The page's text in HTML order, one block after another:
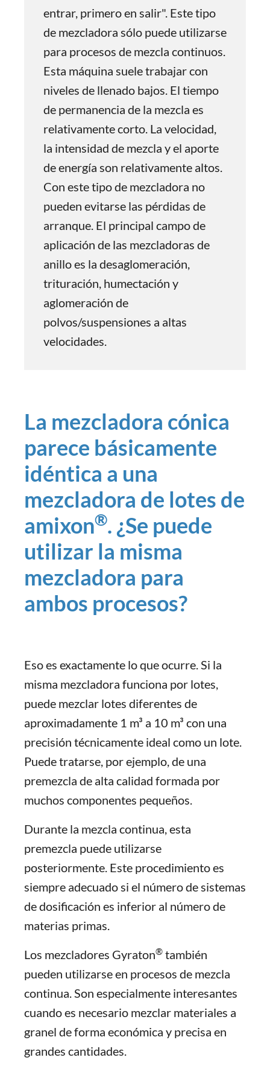
entrar, primero en salir". Este tipo
de mezcladora sólo puede utilizarse
para procesos de mezcla continuos.
Esta máquina suele trabajar con
niveles de llenado bajos. El tiempo
de permanencia de la mezcla es
relativamente corto. La velocidad,
la intensidad de mezcla y el aporte
de energía son relativamente altos.
Con este tipo de mezcladora no
pueden evitarse las pérdidas de
arranque. El principal campo de
aplicación de las mezcladoras de
anillo es la desaglomeración,
trituración, humectación y
aglomeración de
polvos/suspensiones a altas
velocidades.
La mezcladora cónica
parece básicamente
idéntica a una
mezcladora de lotes de
amixon®. ¿Se puede
utilizar la misma
mezcladora para
ambos procesos?
Eso es exactamente lo que ocurre. Si la
misma mezcladora funciona por lotes,
puede mezclar lotes diferentes de
aproximadamente 1 m³ a 10 m³ con una
precisión técnicamente ideal como un lote.
Puede tratarse, por ejemplo, de una
premezcla de alta calidad formada por
muchos componentes pequeños.
Durante la mezcla continua, esta
premezcla puede utilizarse
posteriormente. Este procedimiento es
siempre adecuado si el número de sistemas
de dosificación es inferior al número de
materias primas.
Los mezcladores Gyraton® también
pueden utilizarse en procesos de mezcla
continua. Son especialmente interesantes
cuando es necesario mezclar materiales a
granel de forma económica y precisa en
grandes cantidades.